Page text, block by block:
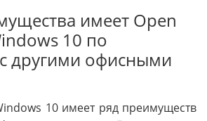
имеет Open
10 по
другими офисными
10 имеет ряд преимуществ